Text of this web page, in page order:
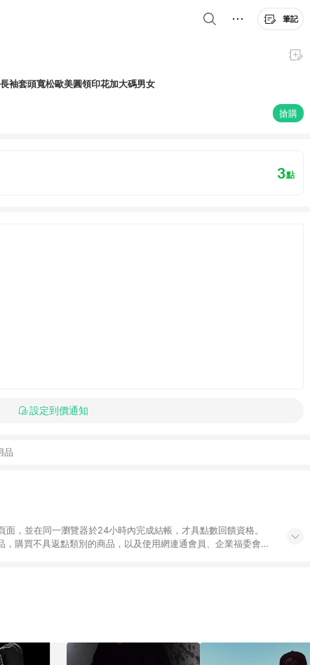
筆記
袖套頭寬松歐美圓領印花加大碼男女
搶購
3點
設定到價通知
品
，並在同一瀏覽器於24小時內完成結帳，才具點數回饋資格。
購買不具返點類別的商品，以及使用網連通會員、企業福委會員
購物中登出東森購物ETMall，將無法獲得點數回饋。 5. 點數回
數」機制(特殊活動時開放「回饋無上限」)，以同一訂單中同一
價位、贈品與東森購物ETMall銷售網頁不符，以銷售網頁標示為